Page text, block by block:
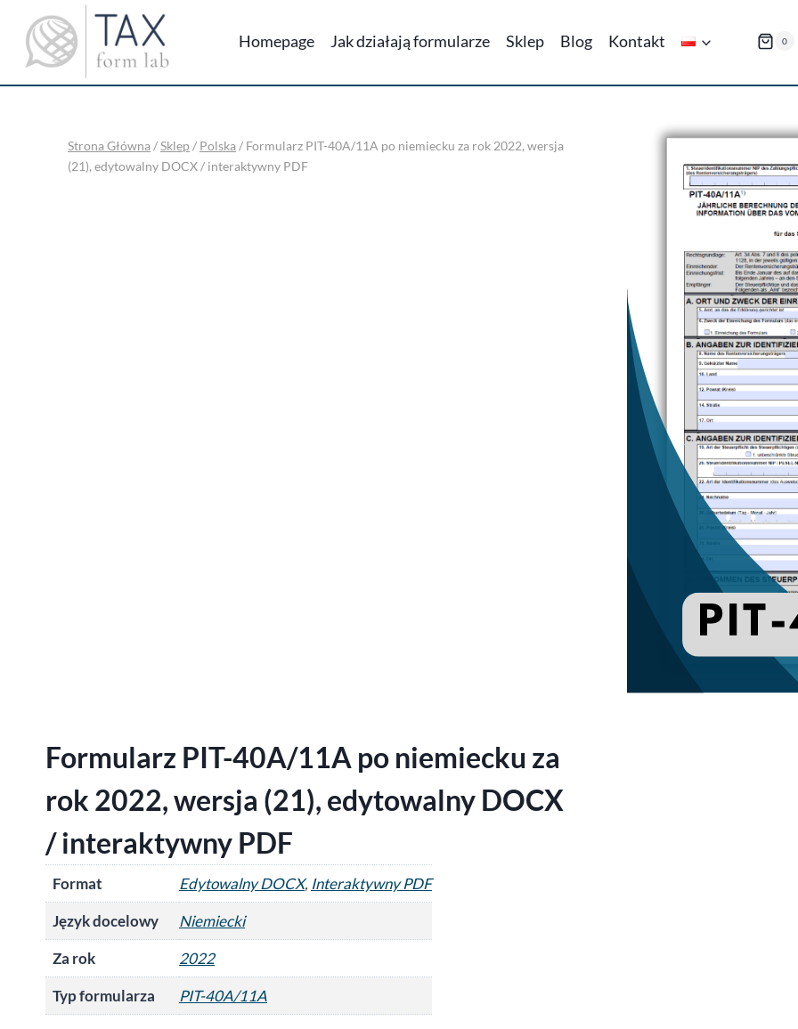
treści
Homepage Jak działają formularze Sklep Blog Kontakt 0
Strona Główna/Sklep/ Polska/ Formularz PIT-40A/11A po niemiecku za rok 2022, wersja
(21), edytowalny DOCX / interaktywny PDF
Formularz PIT-40A/11A po niemiecku za
rok 2022, wersja (21), edytowalny DOCX
/ interaktywny PDF
Format Edytowalny DOCX, Interaktywny PDF
Język docelowy
Niemiecki
Za rok
2022
Typ formularza
PIT-40A/11A